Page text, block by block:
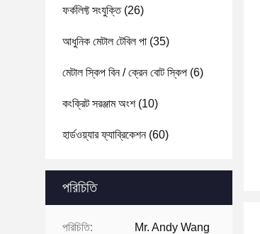
ফর্কলিফ্ট সংযুক্তি(26)
আধুনিক মেটাল টেবিল পা (35)
মেটাল স্কিপ বিন / ক্রেন বোট স্কিপ (6)
কংক্রিট সরঞ্জাম অংশ(10)
হার্ডওয়্যার ফ্যাব্রিকেশন(60)
পরিচিতি
পরিচিতি: Mr. Andy Wang